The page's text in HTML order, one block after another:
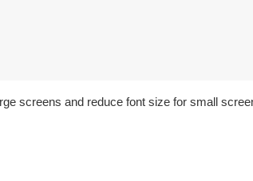
screens and reduce font size for small